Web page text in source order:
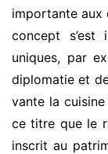
importante aux
concept s’est
uniques, par
diplomatie et
vante la
ce titre que le
inscrit au